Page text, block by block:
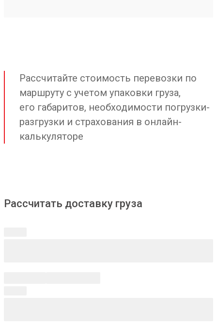
Рассчитайте стоимость перевозки по
маршруту с учетом упаковки груза,
его габаритов, необходимости погрузки-
разгрузки и страхования в онлайн-
калькуляторе
Рассчитать доставку груза